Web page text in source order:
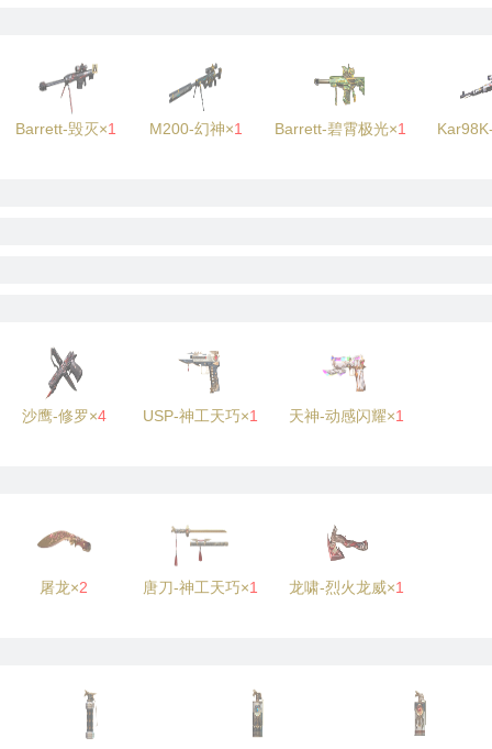
Barrett-毁灭×1 M200-幻神×1 Barrett-碧霄极光×1
沙鹰-修罗×4 USP-神工天巧×1 天神-动感闪耀×1
屠龙×2 唐刀-神工天巧×1 龙啸-烈火龙威×1